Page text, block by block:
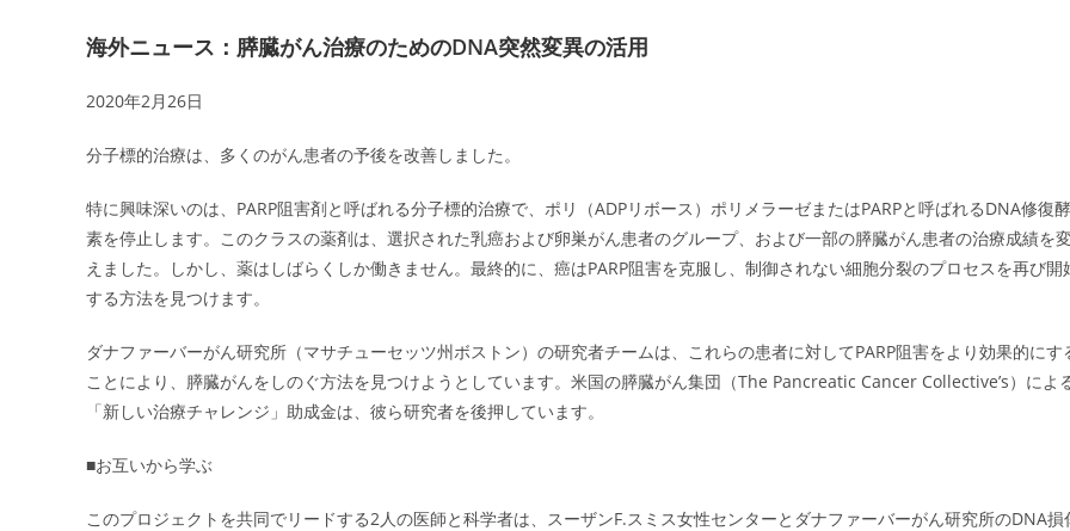
海外ニュース：膵臓がん治療のためのDNA突然変異の活用
2020年2月26日
分子標的治療は、多くのがん患者の予後を改善しました。
特に興味深いのは、PARP阻害剤と呼ばれる分子標的治療で、ポリ（ADPリボース）ポリメラーゼまたはPARPと呼ばれるDNA修復酵
素を停止します。このクラスの薬剤は、選択された乳癌および卵巣がん患者のグループ、および一部の膵臓がん患者の治療成績を
えました。しかし、薬はしばらくしか働きません。最終的に、癌はPARP阻害を克服し、制御されない細胞分裂のプロセスを再び開
する方法を見つけます。
ダナファーバーがん研究所（マサチューセッツ州ボストン）の研究者チームは、これらの患者に対してPARP阻害をより効果的にす
ことにより、膵臓がんをしのぐ方法を見つけようとしています。米国の膵臓がん集団（The Pancreatic Cancer Collective’s）によ
「新しい治療チャレンジ」助成金は、彼ら研究者を後押しています。
■お互いから学ぶ
このプロジェクトを共同でリードする2人の医師と科学者は、スーザンF.スミス女性センターとダナファーバーがん研究所のDNA損